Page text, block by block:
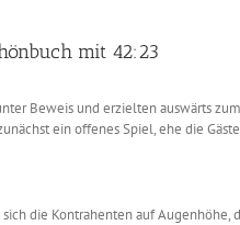
mit 42:23
Beweis und erzielten auswärts
ein offenes Spiel, ehe die
die Kontrahenten auf